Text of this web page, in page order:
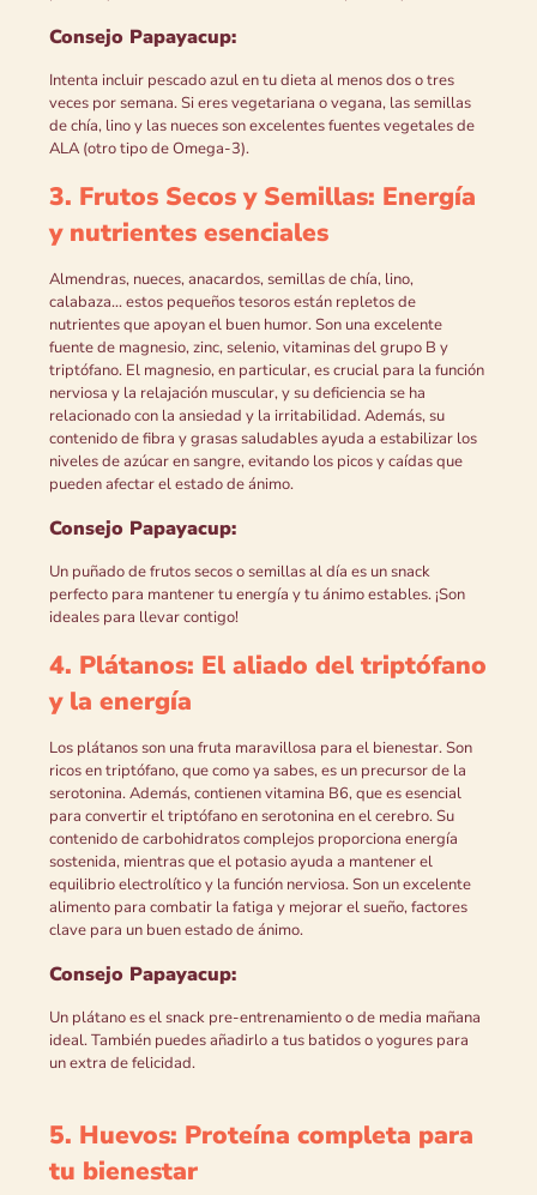
Consejo Papayacup:
Intenta incluir pescado azul en tu dieta al menos dos o tres
veces por semana. Si eres vegetariana o vegana, las semillas
de chía, lino y las nueces son excelentes fuentes vegetales de
ALA (otro tipo de Omega-3).
3. Frutos Secos y Semillas: Energía
y nutrientes esenciales
Almendras, nueces, anacardos, semillas de chía, lino,
calabaza... estos pequeños tesoros están repletos de
nutrientes que apoyan el buen humor. Son una excelente
fuente de magnesio, zinc, selenio, vitaminas del grupo B y
triptófano. El magnesio, en particular, es crucial para la función
nerviosa y la relajación muscular, y su deficiencia se ha
relacionado con la ansiedad y la irritabilidad. Además, su
contenido de fibra y grasas saludables ayuda a estabilizar los
niveles de azúcar en sangre, evitando los picos y caídas que
pueden afectar el estado de ánimo.
Consejo Papayacup:
Un puñado de frutos secos o semillas al día es un snack
perfecto para mantener tu energía y tu ánimo estables. ¡Son
ideales para llevar contigo!
4. Plátanos: El aliado del triptófano
y la energía
Los plátanos son una fruta maravillosa para el bienestar. Son
ricos en triptófano, que como ya sabes, es un precursor de la
serotonina. Además, contienen vitamina B6, que es esencial
para convertir el triptófano en serotonina en el cerebro. Su
contenido de carbohidratos complejos proporciona energía
sostenida, mientras que el potasio ayuda a mantener el
equilibrio electrolítico y la función nerviosa. Son un excelente
alimento para combatir la fatiga y mejorar el sueño, factores
clave para un buen estado de ánimo.
Consejo Papayacup:
Un plátano es el snack pre-entrenamiento o de media mañana
ideal. También puedes añadirlo a tus batidos o yogures para
un extra de felicidad.
5. Huevos: Proteína completa para
tu bienestar